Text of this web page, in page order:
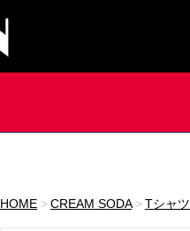
HOME CREAM SODA Tシャツ